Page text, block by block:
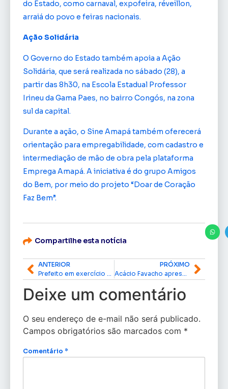
do Estado, como carnaval, expofeira, réveillon,
arraiá do povo e feiras nacionais.
Ação Solidária
O Governo do Estado também apoia a Ação
Solidária, que será realizada no sábado (28), a
partir das 8h30, na Escola Estadual Professor
Irineu da Gama Paes, no bairro Congós, na zona
sul da capital.
Durante a ação, o Sine Amapá também oferecerá
orientação para empregabilidade, com cadastro e
intermediação de mão de obra pela plataforma
Emprega Amapá. A iniciativa é do grupo Amigos
do Bem, por meio do projeto “Doar de Coração
Faz Bem”.
Compartilhe esta notícia
ANTERIOR
Prefeito em exercício de Macapá faz apelo por reajuste salarial e união em favor dos servidores
PRÓXIMO
Acácio Favacho apresenta Fórum Habita Amapá 2026 e convida população para debate sobre moradia
Deixe um comentário
O seu endereço de e-mail não será publicado.
Campos obrigatórios são marcados com *
Comentário *